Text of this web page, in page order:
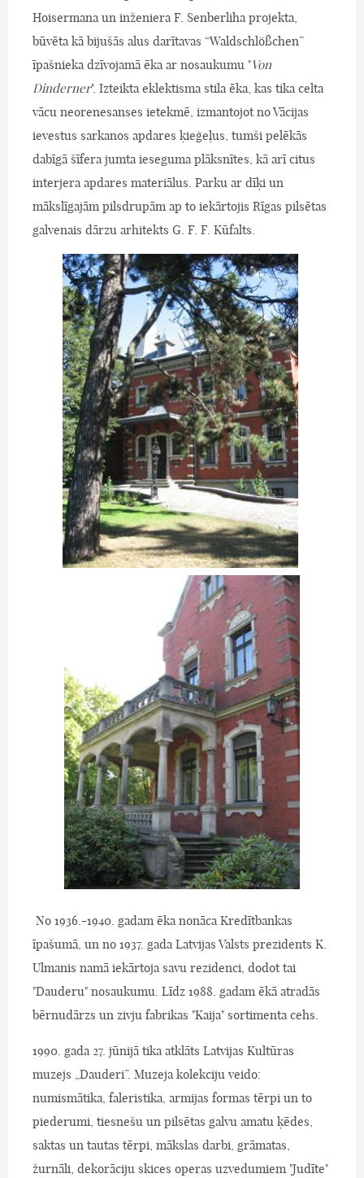
Hoisermana un inženiera F. Senberliha projekta,
būvēta kā bijušās alus darītavas “Waldschlößchen”
īpašnieka dzīvojamā ēka ar nosaukumu "Von
Dinderner". Izteikta eklektisma stila ēka, kas tika celta
vācu neorenesanses ietekmē, izmantojot no Vācijas
ievestus sarkanos apdares ķieģeļus, tumši pelēkās
dabīgā šīfera jumta ieseguma plāksnītes, kā arī citus
interjera apdares materiālus. Parku ar dīķi un
mākslīgajām pilsdrupām ap to iekārtojis Rīgas pilsētas
galvenais dārzu arhitekts G. F. F. Kūfalts.
No 1936.-1940. gadam ēka nonāca Kredītbankas
īpašumā, un no 1937. gada Latvijas Valsts prezidents K.
Ulmanis namā iekārtoja savu rezidenci, dodot tai
"Dauderu" nosaukumu. Līdz 1988. gadam ēkā atradās
bērnudārzs un zivju fabrikas "Kaija" sortimenta cehs.
1990. gada 27. jūnijā tika atklāts Latvijas Kultūras
muzejs „Dauderi”. Muzeja kolekciju veido:
numismātika, faleristika, armijas formas tērpi un to
piederumi, tiesnešu un pilsētas galvu amatu ķēdes,
saktas un tautas tērpi, mākslas darbi, grāmatas,
žurnāli, dekorāciju skices operas uzvedumiem "Judīte"